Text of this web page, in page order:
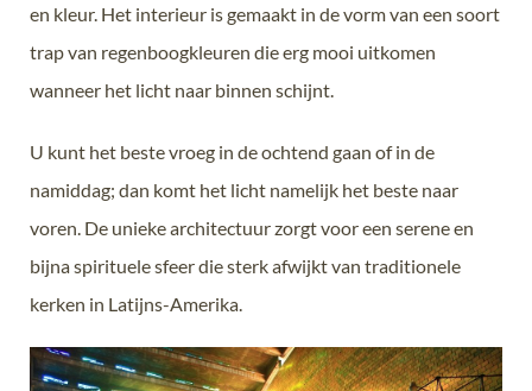
en kleur. Het interieur is gemaakt in de vorm van een soort
trap van regenboogkleuren die erg mooi uitkomen
wanneer het licht naar binnen schijnt.
U kunt het beste vroeg in de ochtend gaan of in de
namiddag; dan komt het licht namelijk het beste naar
voren. De unieke architectuur zorgt voor een serene en
bijna spirituele sfeer die sterk afwijkt van traditionele
kerken in Latijns-Amerika.